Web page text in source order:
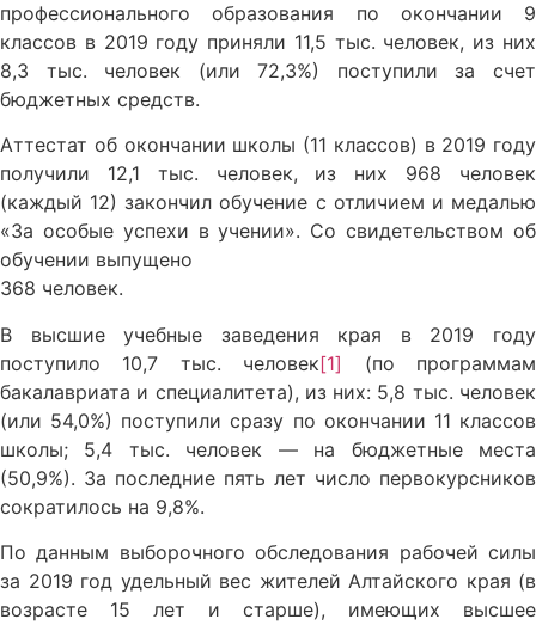
профессионального образования по окончании 9
классов в 2019 году приняли 11,5 тыс. человек, из них
8,3 тыс. человек (или 72,3%) поступили за счет
бюджетных средств.
Аттестат об окончании школы (11 классов) в 2019 году
получили 12,1 тыс. человек, из них 968 человек
(каждый 12) закончил обучение с отличием и медалью
«За особые успехи в учении». Со свидетельством об
обучении выпущено
368 человек.
В высшие учебные заведения края в 2019 году
поступило 10,7 тыс. человек[1]
(по программам
бакалавриата и специалитета), из них: 5,8 тыс. человек
(или 54,0%) поступили сразу по окончании 11 классов
школы; 5,4 тыс. человек — на бюджетные места
(50,9%). За последние пять лет число первокурсников
сократилось на 9,8%.
По данным выборочного обследования рабочей силы
за 2019 год удельный вес жителей Алтайского края (в
возрасте 15 лет и старше), имеющих высшее